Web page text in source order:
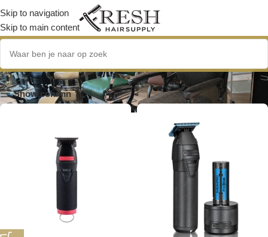
Skip to navigation
Skip to main content
BlackFX Trimmer
Show column